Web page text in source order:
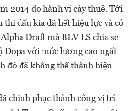
2014 do hành vi cày thuê. Tới
đấu kia đã hết hiệu lực và có
Draft mà BLV LS chia sẻ
Dopa với mức lương cao ngất
đó đã không thể thành hiện
chinh phục thành công vị trí